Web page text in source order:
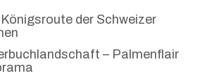
der Schweizer
– Palmenflair